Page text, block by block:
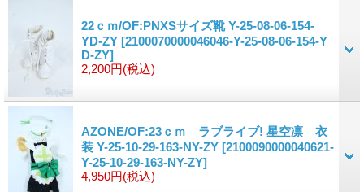
22ｃｍ/OF:PNXSサイズ靴 Y-25-08-06-154-
YD-ZY [2100070000046046-Y-25-08-06-154-Y
D-ZY]
2,200円(税込)
AZONE/OF:23ｃｍ ラブライブ! 星空凛 衣
装 Y-25-10-29-163-NY-ZY [2100090000040621-
Y-25-10-29-163-NY-ZY]
4,950円(税込)